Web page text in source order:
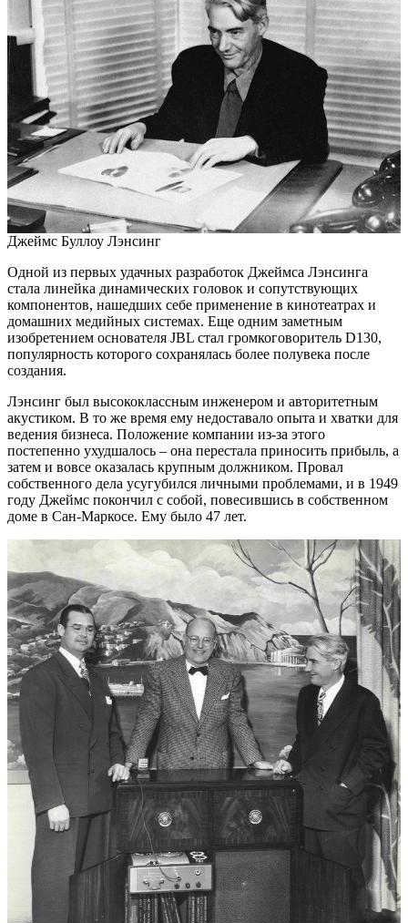
Джеймс Буллоу Лэнсинг
Одной из первых удачных разработок Джеймса Лэнсинга
стала линейка динамических головок и сопутствующих
компонентов, нашедших себе применение в кинотеатрах и
домашних медийных системах. Еще одним заметным
изобретением основателя JBL стал громкоговоритель D130,
популярность которого сохранялась более полувека после
создания.
Лэнсинг был высококлассным инженером и авторитетным
акустиком. В то же время ему недоставало опыта и хватки для
ведения бизнеса. Положение компании из-за этого
постепенно ухудшалось – она перестала приносить прибыль, а
затем и вовсе оказалась крупным должником. Провал
собственного дела усугубился личными проблемами, и в 1949
году Джеймс покончил с собой, повесившись в собственном
доме в Сан-Маркосе. Ему было 47 лет.